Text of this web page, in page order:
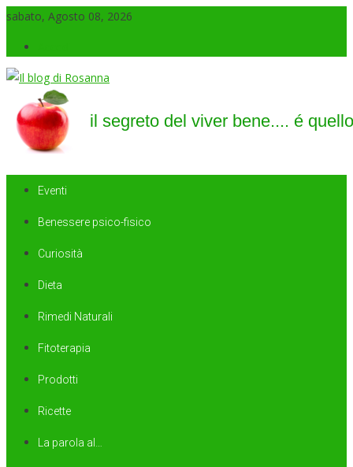
sabato, Agosto 08, 2026
Il blog di Rosanna
il segreto del viver bene…. é quello di saper sorridere sempre
Eventi
Benessere psico-fisico
Curiosità
Dieta
Rimedi Naturali
Fitoterapia
Prodotti
Ricette
La parola al…